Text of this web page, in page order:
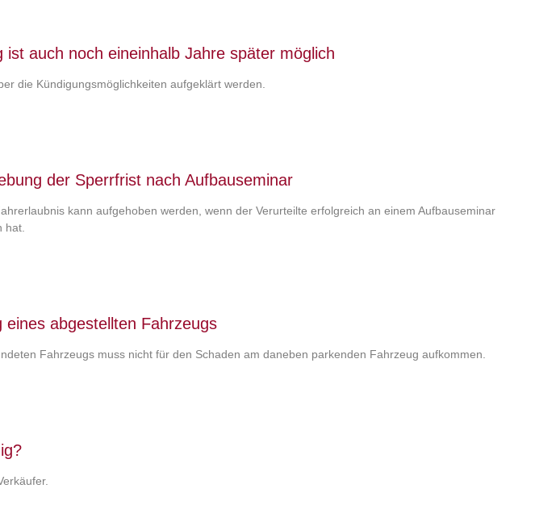
auch noch eineinhalb Jahre später möglich
die Kündigungsmöglichkeiten aufgeklärt werden.
der Sperrfrist nach Aufbauseminar
kann aufgehoben werden, wenn der Verurteilte erfolgreich an einem Aufbauseminar
hat.
abgestellten Fahrzeugs
Fahrzeugs muss nicht für den Schaden am daneben parkenden Fahrzeug aufkommen.